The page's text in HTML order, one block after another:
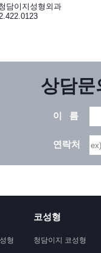
담이지성형외과
상담문
이 름
연락처
형
코성형
청담이지 코성형